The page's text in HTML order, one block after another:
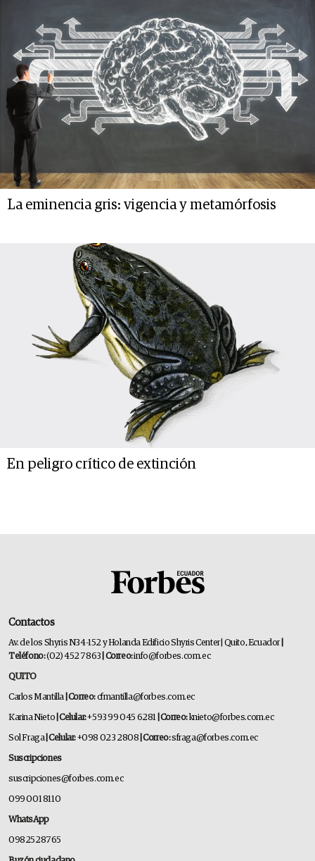
La eminencia gris: vigencia y metamórfosis
En peligro crítico de extinción
Contactos
Av. de los Shyris N34-152 y Holanda Edificio Shyris Center | Quito, Ecuador
Teléfono:(02) 452 7863 | Correo:info@forbes.com.ec
QUITO
Carlos Mantilla | Correo:cfmantilla@forbes.com.ec
Karina Nieto | Celular:+593 99 045 6281 | Correo:knieto@forbes.com.ec
Sol Fraga| Celular:+098 023 2808 | Correo:sfraga@forbes.com.ec
Suscripciones
suscripciones@forbes.com.ec
099 001 8110
WhatsApp
0982528765